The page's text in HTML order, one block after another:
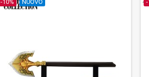
-10% NUOVO -